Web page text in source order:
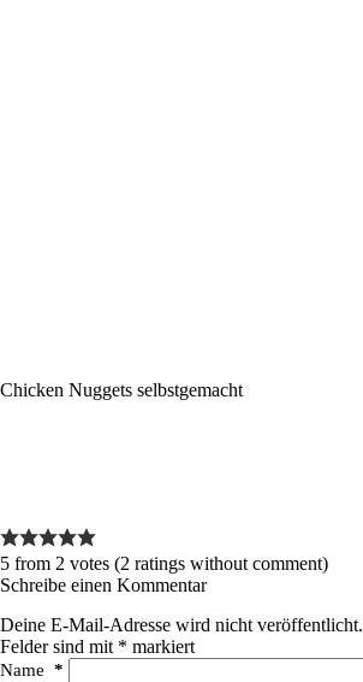
Chicken Nuggets selbstgemacht
5 from 2 votes (2 ratings without comment)
Schreibe einen Kommentar
Deine E-Mail-Adresse wird nicht veröffentlicht.
Felder sind mit * markiert
Name *